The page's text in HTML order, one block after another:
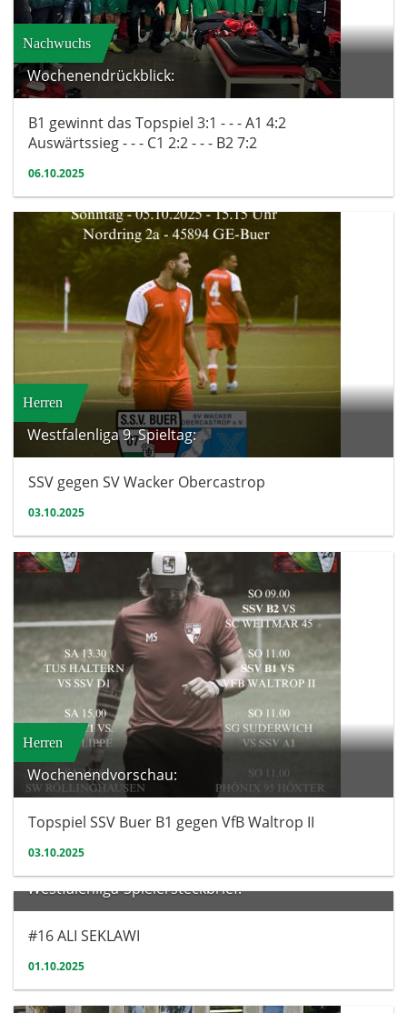
Nachwuchs
Wochenendrückblick:
B1 gewinnt das Topspiel 3:1 - - - A1 4:2
Auswärtssieg - - - C1 2:2 - - - B2 7:2
06.10.2025
Herren
Westfalenliga 9. Spieltag:
SSV gegen SV Wacker Obercastrop
03.10.2025
Herren
Wochenendvorschau:
Topspiel SSV Buer B1 gegen VfB Waltrop II
03.10.2025
Herren
Westfalenliga-Spielersteckbrief:
#16 ALI SEKLAWI
01.10.2025